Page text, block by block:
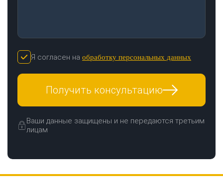
Я согласен на обработку персональных данных
Получить консультацию
Ваши данные защищены и не передаются третьим
лицам